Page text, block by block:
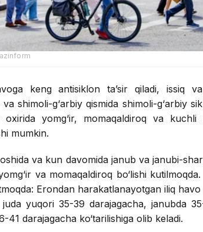
keng antisiklon ta’sir qiladi, issiq
shimoli-g‘arbiy qismida shimoli-g‘arbiy
yomg‘ir, momaqaldiroq va kuchli
mumkin.
va kun davomida janub va janubi-
va momaqaldiroq bo‘lishi
Erondan harakatlanayotgan iliq
yuqori 35-39 darajagacha, janubda
41 darajagacha ko‘tarilishiga olib keladi.